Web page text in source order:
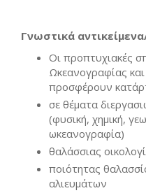
Γνωστικά
Οι προπτυχιακές
Ωκεανογραφίας
προσφέρουν
σε θέματα
(φυσική, χημική,
ωκεανογραφία)
θαλάσσιας
ποιότητας
αλιευμάτων